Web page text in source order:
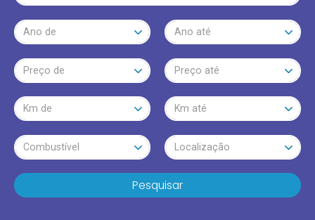
Ano de Ano até
Preço de Preço até
Km de Km até
Combustível Localização
Pesquisar